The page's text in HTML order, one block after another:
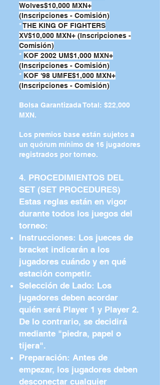
Wolves$10,000 MXN+
(Inscripciones - Comisión)
*THE KING OF FIGHTERS
XV$10,000 MXN+ (Inscripciones -
Comisión)
* KOF 2002 UM$1,000 MXN+
(Inscripciones - Comisión)
* KOF '98 UMFE$1,000 MXN+
(Inscripciones - Comisión)
Bolsa Garantizada Total: $22,000
MXN.
Los premios base están sujetos a
un quórum mínimo de 16 jugadores
registrados por torneo.
4. PROCEDIMIENTOS DEL
SET (SET PROCEDURES)
Estas reglas están en vigor
durante todos los juegos del
torneo:
Instrucciones: Los jueces de
bracket indicarán a los
jugadores cuándo y en qué
estación competir.
Selección de Lado: Los
jugadores deben acordar
quién será Player 1 y Player 2.
De lo contrario, se decidirá
mediante "piedra, papel o
tijera".
Preparación: Antes de
empezar, los jugadores deben
desconectar cualquier